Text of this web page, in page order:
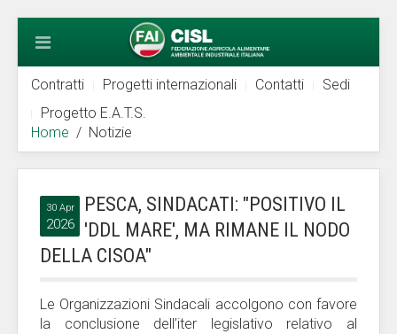
Contratti Progetti internazionali Contatti
Sedi
Progetto E.A.T.S.
Home
Notizie
30 Apr
2026
PESCA, SINDACATI: "POSITIVO IL
'DDL MARE', MA RIMANE IL NODO
DELLA CISOA"
Le Organizzazioni Sindacali accolgono con favore
la conclusione dell’iter legislativo relativo al